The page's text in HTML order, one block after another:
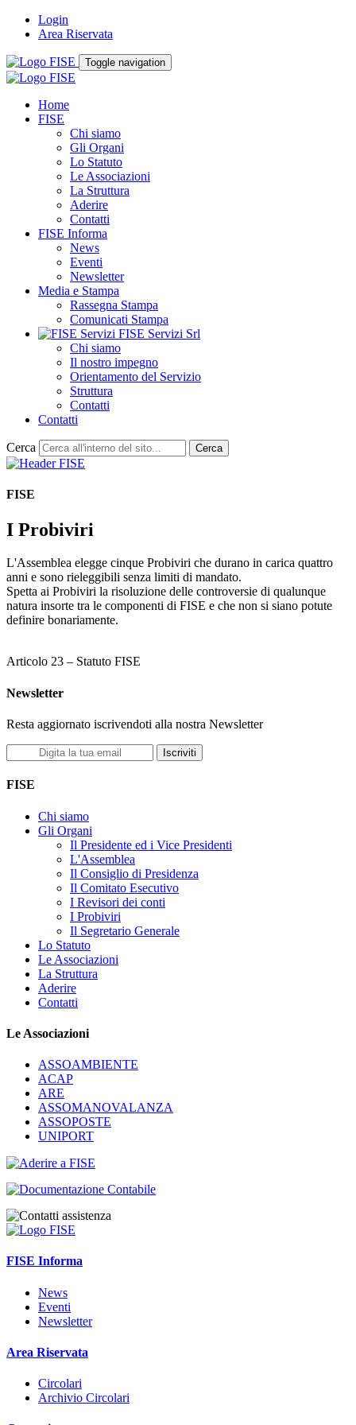
Login
Area Riservata
Toggle navigation
Home
FISE
Chi siamo
Gli Organi
Lo Statuto
Le Associazioni
La Struttura
Aderire
Contatti
FISE Informa
News
Eventi
Newsletter
Media e Stampa
Rassegna Stampa
Comunicati Stampa
FISE Servizi Srl
Chi siamo
Il nostro impegno
Orientamento del Servizio
Struttura
Contatti
Contatti
Cerca Cerca
FISE
I Probiviri
L'Assemblea elegge cinque Probiviri che durano in carica quattro
anni e sono rieleggibili senza limiti di mandato.
Spetta ai Probiviri la risoluzione delle controversie di qualunque
natura insorte tra le componenti di FISE e che non si siano potute
definire bonariamente.
Articolo 23 – Statuto FISE
Newsletter
Resta aggiornato iscrivendoti alla nostra Newsletter
Iscriviti
FISE
Chi siamo
Gli Organi
Il Presidente ed i Vice Presidenti
L'Assemblea
Il Consiglio di Presidenza
Il Comitato Esecutivo
I Revisori dei conti
I Probiviri
Il Segretario Generale
Lo Statuto
Le Associazioni
La Struttura
Aderire
Contatti
Le Associazioni
ASSOAMBIENTE
ACAP
ARE
ASSOMANOVALANZA
ASSOPOSTE
UNIPORT
FISE Informa
News
Eventi
Newsletter
Area Riservata
Circolari
Archivio Circolari